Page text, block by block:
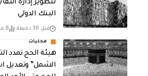
لتطوير إدارة
البنك الدولي
قبل 36 دقيقة 8 مشاهدات
محليات
هيئة الحج تمدد
الشمل” وتعديل